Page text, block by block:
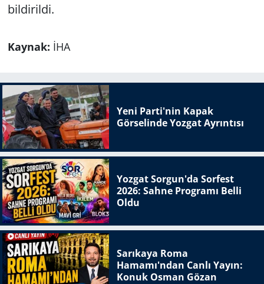
bildirildi.
Kaynak: İHA
Yeni Parti'nin Kapak
Görselinde Yozgat Ayrıntısı
Yozgat Sorgun'da Sorfest
2026: Sahne Programı Belli
Oldu
Sarıkaya Roma
Hamamı'ndan Canlı Yayın:
Konuk Osman Gözan